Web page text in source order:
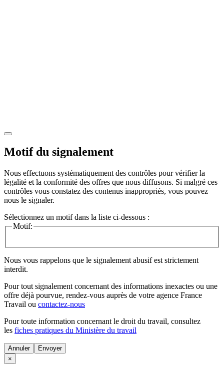
Motif du signalement
Nous effectuons systématiquement des contrôles pour vérifier la
légalité et la conformité des offres que nous diffusons. Si malgré ces
contrôles vous constatez des contenus inappropriés, vous pouvez
nous le signaler.
Sélectionnez un motif dans la liste ci-dessous :
Motif:
Nous vous rappelons que le signalement abusif est strictement
interdit.
Pour tout signalement concernant des informations inexactes ou une
offre déjà pourvue, rendez-vous auprès de votre agence France
Travail ou contactez-nous
Pour toute information concernant le droit du travail, consultez
les fiches pratiques du Ministère du travail
Annuler
×